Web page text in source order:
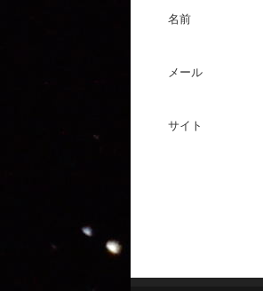
名前
メール
サイト